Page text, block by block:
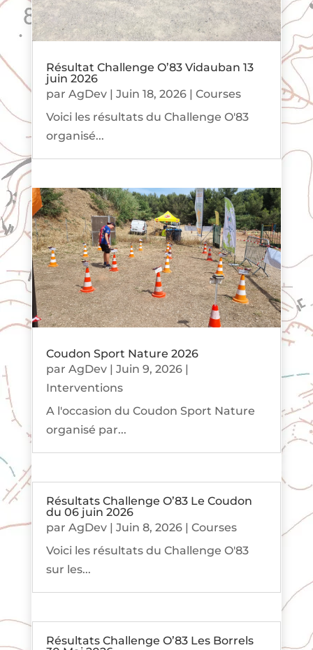
Résultat Challenge O’83 Vidauban 13
juin 2026
par AgDev| Juin 18, 2026| Courses
Voici les résultats du Challenge O'83
organisé...
Coudon Sport Nature 2026
par AgDev| Juin 9, 2026|
Interventions
A l'occasion du Coudon Sport Nature
organisé par...
Résultats Challenge O’83 Le Coudon
du 06 juin 2026
par AgDev| Juin 8, 2026| Courses
Voici les résultats du Challenge O'83
sur les...
Résultats Challenge O’83 Les Borrels